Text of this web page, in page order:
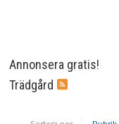
Annonsera gratis!
Trädgård